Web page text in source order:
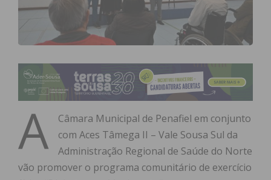
A
Câmara Municipal de Penafiel em conjunto
com Aces Tâmega II – Vale Sousa Sul da
Administração Regional de Saúde do Norte
vão promover o programa comunitário de exercício